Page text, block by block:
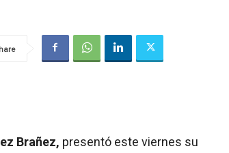
Brañez, presentó este viernes su